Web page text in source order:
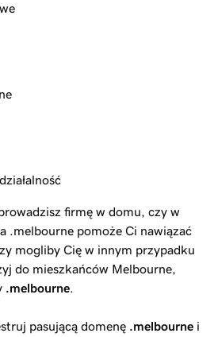
firmę w domu, czy w
.melbourne pomoże Ci nawiązać
mogliby Cię w innym przypadku
do mieszkańców Melbourne,
.melbourne
pasującą domenę .melbourne i